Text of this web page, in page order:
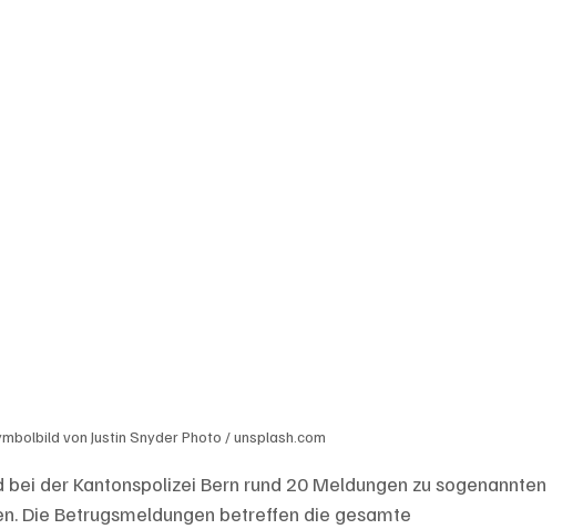
von Justin Snyder Photo / unsplash.com
bei der Kantonspolizei Bern rund 20 Meldungen zu sogenannten
Die Betrugsmeldungen betreffen die gesamte